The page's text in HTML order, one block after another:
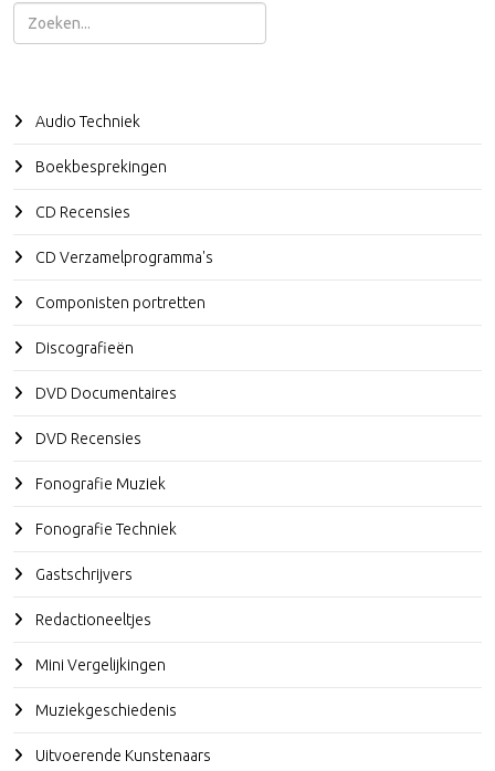
Zoeken
Audio Techniek
Boekbesprekingen
CD Recensies
CD Verzamelprogramma's
Componisten portretten
Discografieën
DVD Documentaires
DVD Recensies
Fonografie Muziek
Fonografie Techniek
Gastschrijvers
Redactioneeltjes
Mini Vergelijkingen
Muziekgeschiedenis
Uitvoerende Kunstenaars